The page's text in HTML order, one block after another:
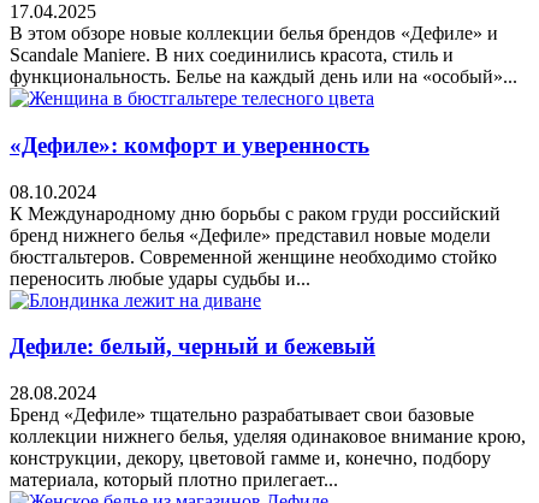
17.04.2025
В этом обзоре новые коллекции белья брендов «Дефиле» и
Scandale Maniere. В них соединились красота, стиль и
функциональность. Белье на каждый день или на «особый»...
«Дефиле»: комфорт и уверенность
08.10.2024
К Международному дню борьбы с раком груди российский
бренд нижнего белья «Дефиле» представил новые модели
бюстгальтеров. Современной женщине необходимо стойко
переносить любые удары судьбы и...
Дефиле: белый, черный и бежевый
28.08.2024
Бренд «Дефиле» тщательно разрабатывает свои базовые
коллекции нижнего белья, уделяя одинаковое внимание крою,
конструкции, декору, цветовой гамме и, конечно, подбору
материала, который плотно прилегает...